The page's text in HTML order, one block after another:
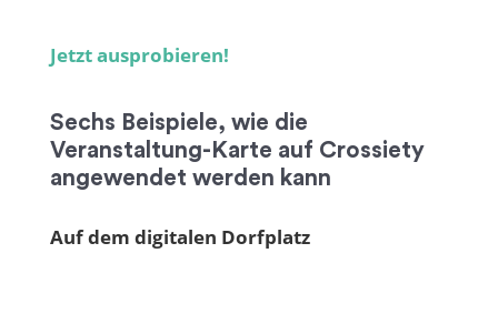
Jetzt ausprobieren!
Sechs Beispiele, wie die
Veranstaltung-Karte auf Crossiety
angewendet werden kann
Auf dem digitalen Dorfplatz